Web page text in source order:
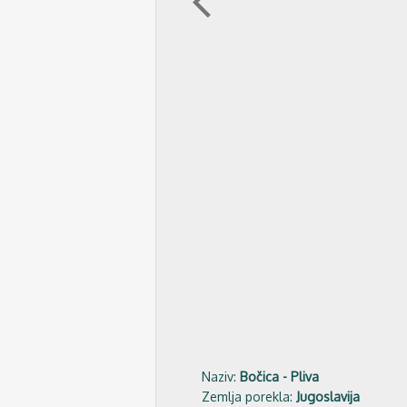
Naziv: Bočica - Pliva
Zemlja porekla: Jugoslavija